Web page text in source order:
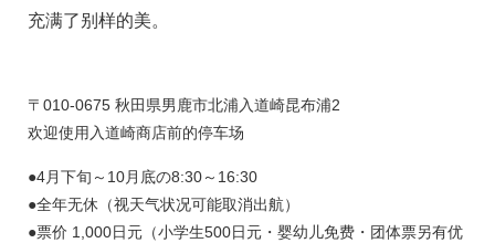
充满了别样的美。
〒010-0675 秋田県男鹿市北浦入道崎昆布浦2
欢迎使用入道崎商店前的停车场
●4月下旬～10月底の8:30～16:30
●全年无休（视天气状况可能取消出航）
●票价 1,000日元（小学生500日元・婴幼儿免费・团体票另有优